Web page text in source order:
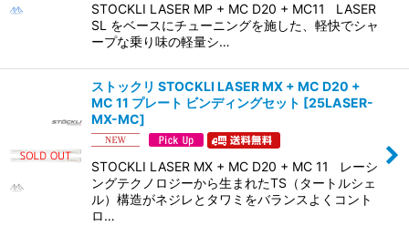
STOCKLI LASER MP + MC D20 + MC11 LASER
SL をベースにチューニングを施した、軽快でシャ
ープな乗り味の軽量シ…
ストックリ STOCKLI LASER MX + MC D20 +
MC 11 プレート ビンディングセット [25LASER-
MX-MC]
STOCKLI LASER MX + MC D20 + MC 11 レーシ
ングテクノロジーから生まれたTS（タートルシェ
ル）構造がネジレとタワミをバランスよくコント
ロ…